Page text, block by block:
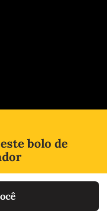
bolo de